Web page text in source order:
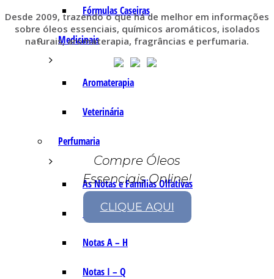
Fórmulas Caseiras
Medicinais
Aromaterapia
Veterinária
Perfumaria
As Notas e Famílias Olfativas
Marketing Olfativo
Notas A – H
Notas I – Q
Desde 2009, trazendo o que há de melhor em informações
sobre óleos essenciais, químicos aromáticos, isolados
naturais, aromaterapia, fragrâncias e perfumaria.
Compre Óleos
Essenciais Online!
CLIQUE AQUI